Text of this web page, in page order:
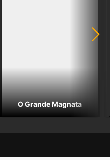
O Grande Magnata